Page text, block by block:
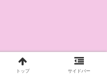
トップ サイドバー